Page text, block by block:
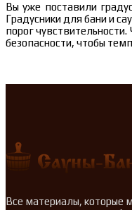
Вы уже поставили
Градусники для бани и
порог
безопасности, чтобы
Все материалы, которые